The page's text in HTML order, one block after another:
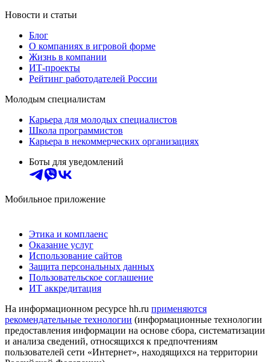
Новости и статьи
Блог
О компаниях в игровой форме
Жизнь в компании
ИТ-проекты
Рейтинг работодателей России
Молодым специалистам
Карьера для молодых специалистов
Школа программистов
Карьера в некоммерческих организациях
Боты для уведомлений
Мобильное приложение
Этика и комплаенс
Оказание услуг
Использование сайтов
Защита персональных данных
Пользовательское соглашение
ИТ аккредитация
На информационном ресурсе hh.ru применяются
рекомендательные технологии (информационные технологии
предоставления информации на основе сбора, систематизации
и анализа сведений, относящихся к предпочтениям
пользователей сети «Интернет», находящихся на территории